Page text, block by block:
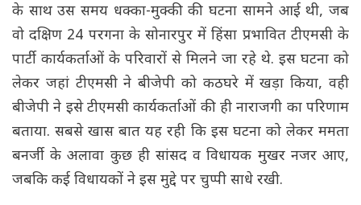
के साथ उस समय धक्का-मुक्की की घटना सामने आई थी, जब
वो दक्षिण 24 परगना के सोनारपुर में हिंसा प्रभावित टीएमसी के
पार्टी कार्यकर्ताओं के परिवारों से मिलने जा रहे थे. इस घटना को
लेकर जहां टीएमसी ने बीजेपी को कठघरे में खड़ा किया, वही
बीजेपी ने इसे टीएमसी कार्यकर्ताओं की ही नाराजगी का परिणाम
बताया. सबसे खास बात यह रही कि इस घटना को लेकर ममता
बनर्जी के अलावा कुछ ही सांसद व विधायक मुखर नजर आए,
जबकि कई विधायकों ने इस मुद्दे पर चुप्पी साधे रखी.